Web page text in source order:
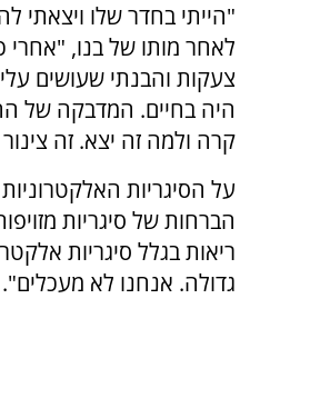
"הייתי בחדר שלו ויצאתי
לאחר מותו של בנו,
צעקות והבנתי שעושים
היה בחיים. המדבקה של
קרה ולמה זה יצא. זה
על הסיגריות
הברחות של סיגריות
ריאות בגלל סיגריות
גדולה. אנחנו לא מעכלים".